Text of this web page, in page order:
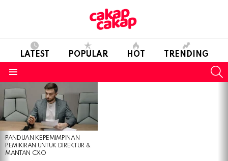
LATEST POPULAR HOT TRENDING
LATEST
STORIES
PANDUAN KEPEMIMPINAN
PEMIKIRAN UNTUK DIREKTUR &
MANTAN CXO